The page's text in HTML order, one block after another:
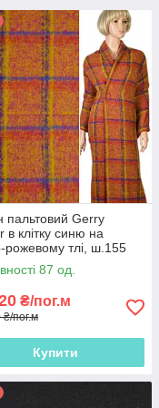
пальтовий Gerry
в клітку синю на
рожевому тлі, ш.155
87 од.
₴/пог.м
пог.м
Купити